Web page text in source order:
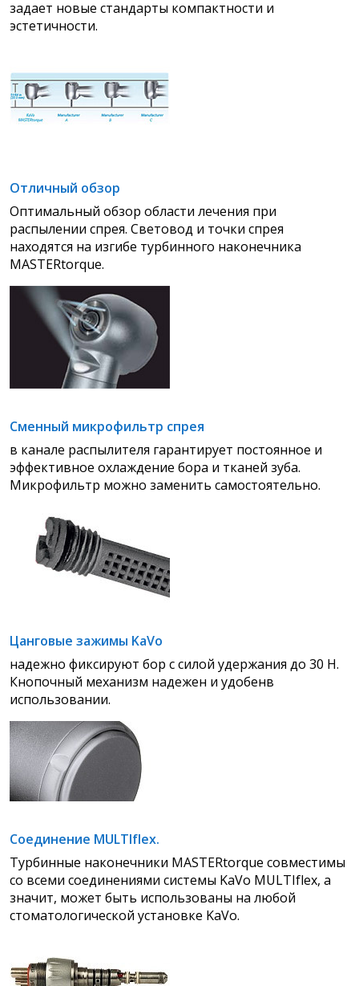
задает новые стандарты компактности и
эстетичности.
Отличный обзор
Оптимальный обзор области лечения при
распылении спрея. Световод и точки спрея
находятся на изгибе турбинного наконечника
MASTERtorque.
Сменный микрофильтр спрея
в канале распылителя гарантирует постоянное и
эффективное охлаждение бора и тканей зуба.
Микрофильтр можно заменить самостоятельно.
Цанговые зажимы KaVo
надежно фиксируют бор с силой удержания до 30 Н.
Кнопочный механизм надежен и удобенв
использовании.
Соединение MULTIflex.
Турбинные наконечники MASTERtorque совместимы
со всеми соединениями системы KaVo MULTIflex, а
значит, может быть использованы на любой
стоматологической установке KaVo.